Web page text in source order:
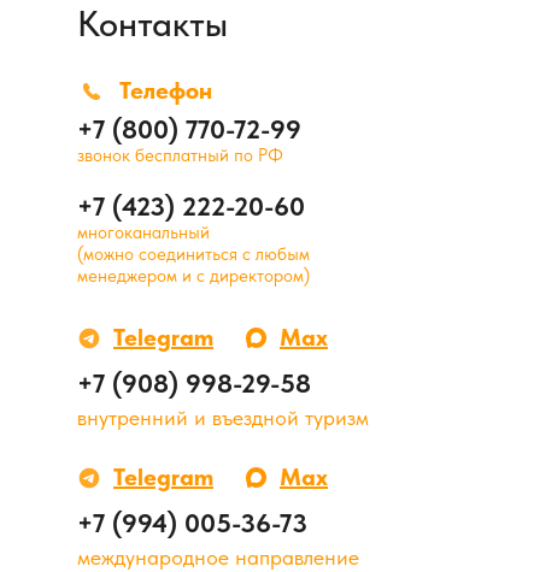
Контакты
Телефон
+7 (800) 770-72-99
+7 (423) 222-20-60
звонок бесплатный по РФ
+7 (908) 998-29-58
многоканальный
(можно соединиться с любым
менеджером и с директором)
Telegram
Telegram
+7 (994) 005-36-73
международное направление
внутренний и въездной туризм
Max
Max